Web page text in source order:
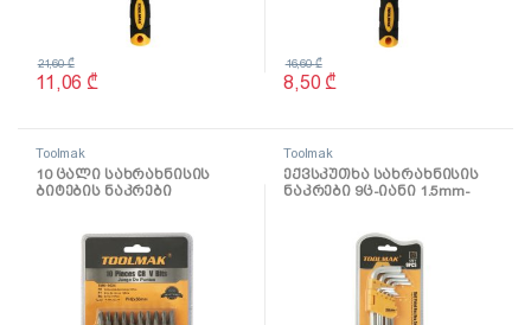
11,06 ₾
21,60₾
8,50 ₾
16,60₾
Toolmak
10 ცალი სახრახნისის
ბიტების ნაკრები
Toolmak
ექვსკუთხა სახრახნისის
ნაკრები 9ც-იანი 1.5mm-